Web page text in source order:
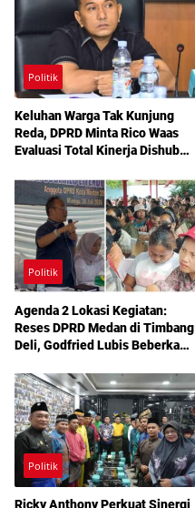
Politik
Keluhan Warga Tak Kunjung
Reda, DPRD Minta Rico Waas
Evaluasi Total Kinerja Dishub
Politik
Agenda 2 Lokasi Kegiatan:
Reses DPRD Medan di Timbang
Deli, Godfried Lubis Beberkan
Layanan Kesehatan Gratis
Politik
Ricky Anthony Perkuat Sinergi